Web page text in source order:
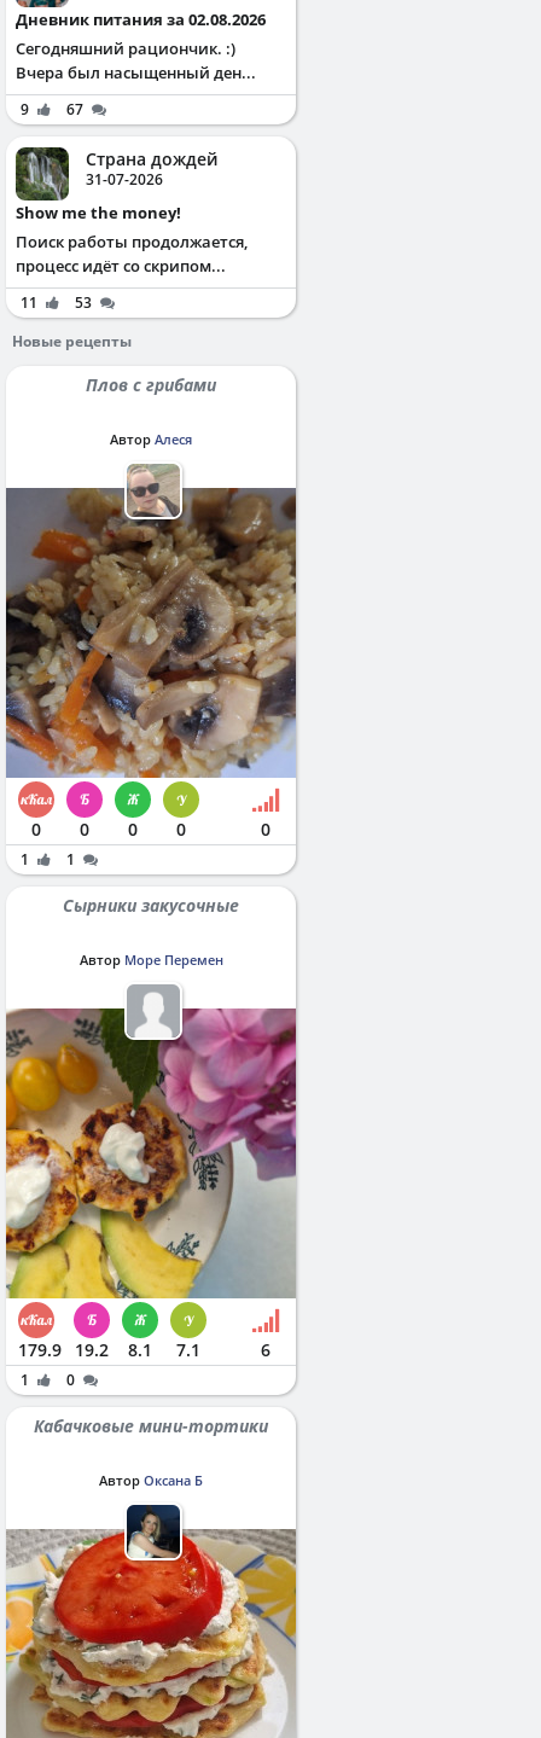
Дневник питания за 02.08.2026
Сегодняшний рациончик. :)
Вчера был насыщенный ден...
9 67
Страна дождей
31-07-2026
Show me the money!
Поиск работы продолжается,
процесс идёт со скрипом...
11
53
Новые рецепты
Плов с грибами
Автор Алеся
0 0 0 0 0
1 1
Сырники закусочные
Автор Море Перемен
179.9 19.2 8.1 7.1 6
1 0
Кабачковые мини-тортики
Автор Оксана Б